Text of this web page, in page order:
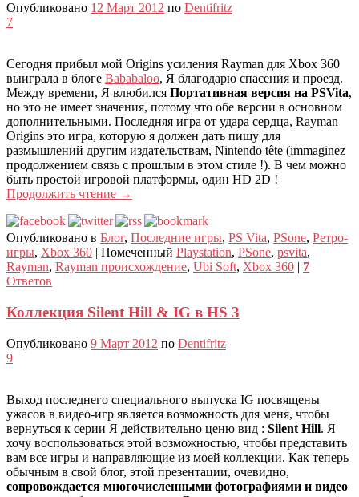
Опубликовано 12 Март 2012 по Dentifritz
7
Сегодня прибыл мой Origins усиления Rayman для Xbox 360
выиграла в блоге Bababaloo, Я благодарю спасения и проезд.
Между времени, Я влюбился Портативная версия на PSVita,
но это не имеет значения, потому что обе версии в основном
дополнительными. Последняя игра от удара сердца, Rayman
Origins это игра, которую я должен дать пищу для
размышлений другим издательствам, Nintendo tête (immaginez
продолжением связь с прошлым в этом стиле !). В чем можно
быть простой игровой платформы, один HD 2D !
Продолжить чтение →
Опубликовано в Блог, Последние игры, PS Vita, PSone, Ретро-
игры, Xbox 360 | Помеченный Playstation, PSone, psvita,
Rayman, Rayman происхождение, Ubi Soft, Xbox 360 | 7
Ответов
Коллекция Silent Hill & IG в HS 3
Опубликовано 9 Март 2012 по Dentifritz
9
Выход последнего специального выпуска IG посвящены
ужасов в видео-игр является возможность для меня, чтобы
вернуться к серии Я действительно ценю вид : Silent Hill. Я
хочу воспользоваться этой возможностью, чтобы представить
вам все игры и направляющие из моей коллекции. Как теперь
обычным в свой блог, этой презентации, очевидно,
сопровождается многочисленными фотографиями и видео